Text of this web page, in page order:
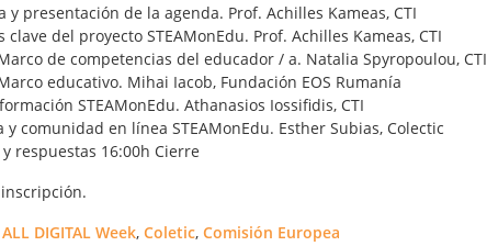
y presentación de la agenda. Prof. Achilles Kameas, CTI
clave del proyecto STEAMonEdu. Prof. Achilles Kameas, CTI
de competencias del educador / a. Natalia Spyropoulou, CTI
educativo. Mihai Iacob, Fundación EOS Rumanía
STEAMonEdu. Athanasios Iossifidis, CTI
y comunidad en línea STEAMonEdu. Esther Subias, Colectic
respuestas 16:00h Cierre
ALL DIGITAL Week, Coletic, Comisión Europea